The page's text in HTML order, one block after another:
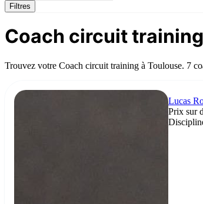
Filtres
Coach circuit
Trouvez votre Coach circuit training à Toulouse. 7
Lucas
Prix sur